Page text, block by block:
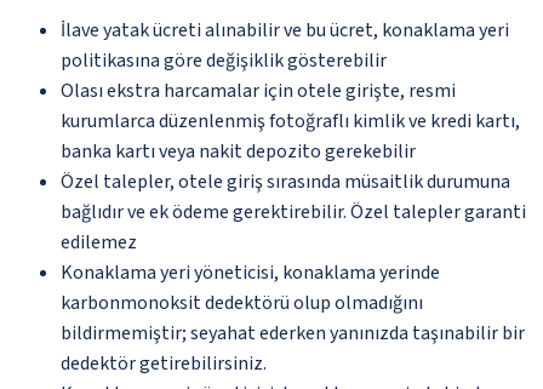
İlave yatak ücreti alınabilir ve bu ücret, konaklama yeri
politikasına göre değişiklik gösterebilir
Olası ekstra harcamalar için otele girişte, resmi
kurumlarca düzenlenmiş fotoğraflı kimlik ve kredi kartı,
banka kartı veya nakit depozito gerekebilir
Özel talepler, otele giriş sırasında müsaitlik durumuna
bağlıdır ve ek ödeme gerektirebilir. Özel talepler garanti
edilemez
Konaklama yeri yöneticisi, konaklama yerinde
karbonmonoksit dedektörü olup olmadığını
bildirmemiştir; seyahat ederken yanınızda taşınabilir bir
dedektör getirebilirsiniz.